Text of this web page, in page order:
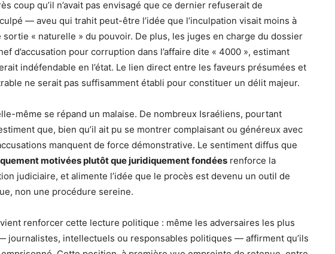
coup qu’il n’avait pas envisagé que ce dernier refuserait de
— aveu qui trahit peut-être l’idée que l’inculpation visait moins à
sortie « naturelle » du pouvoir. De plus, les juges en charge du dossier
d’accusation pour corruption dans l’affaire dite « 4000 », estimant
indéfendable en l’état. Le lien direct entre les faveurs présumées et
ne serait pas suffisamment établi pour constituer un délit majeur.
même se répand un malaise. De nombreux Israéliens, pourtant
que, bien qu’il ait pu se montrer complaisant ou généreux avec
manquent de force démonstrative. Le sentiment diffus que
motivées plutôt que juridiquement fondées renforce la
judiciaire, et alimente l’idée que le procès est devenu un outil de
non une procédure sereine.
renforcer cette lecture politique : même les adversaires les plus
journalistes, intellectuels ou responsables politiques — affirment qu’ils